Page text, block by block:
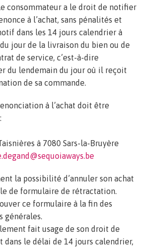
consommateur a le droit de notifier
à l’achat, sans pénalités et
dans les 14 jours calendrier à
jour de la livraison du bien ou de
de service, c’est-à-dire
du lendemain du jour où il reçoit
de sa commande.
à l’achat doit être
à 7080 Sars-la-Bruyère
la possibilité d’annuler son achat
de formulaire de rétractation.
ce formulaire à la fin des
générales.
fait usage de son droit de
le délai de 14 jours calendrier,